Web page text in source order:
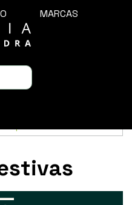
MARCAS
de la web. Si sigues